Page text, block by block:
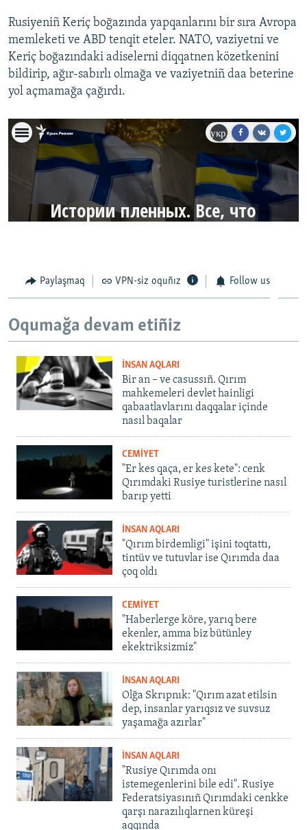
Rusiyeniñ Keriç boğazında yapqanlarını bir sıra Avropa
memleketi ve ABD tenqit eteler. NATO, vaziyetni ve
Keriç boğazındaki adiselerni diqqatnen közetkenini
bildirip, ağır-sabırlı olmağa ve vaziyetniñ daa beterine
yol açmamağa çağırdı.
Paylaşmaq VPN-siz oquñız Follow us
Oqumağa devam etiñiz
İNSAN AQLARI
Bir an – ve casussıñ. Qırım
mahkemeleri devlet hainligi
qabaatlavlarını daqqalar içinde
nasıl baqalar
CEMİYET
"Er kes qaça, er kes kete": cenk
Qırımdaki Rusiye turistlerine nasıl
barıp yetti
İNSAN AQLARI
"Qırım birdemligi" işini toqtattı,
tintüv ve tutuvlar ise Qırımda daa
çoq oldı
CEMİYET
"Haberlerge köre, yarıq bere
ekenler, amma biz bütünley
ekektriksizmiz"
İNSAN AQLARI
Olğa Skrıpnık: "Qırım azat etilsin
dep, insanlar yarıqsız ve suvsuz
yaşamağa azırlar"
İNSAN AQLARI
"Rusiye Qırımda onı
istemegenlerini bile edi". Rusiye
Federatsiyasınıñ Qırımdaki cenkke
qarşı narazılıqlarnen küreşi
aqqında